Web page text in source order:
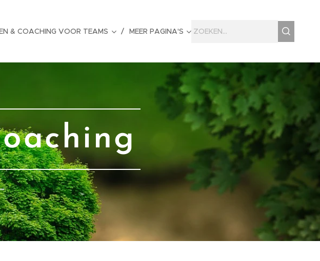
& COACHING VOOR TEAMS MEER PAGINA'S